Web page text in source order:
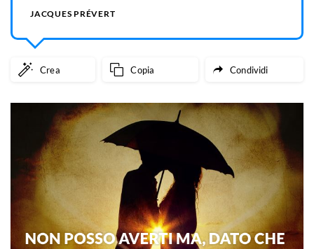
JACQUES PRÉVERT
Crea Copia Condividi